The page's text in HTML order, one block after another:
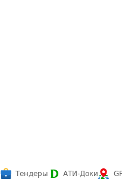
Тендеры АТИ-Доки